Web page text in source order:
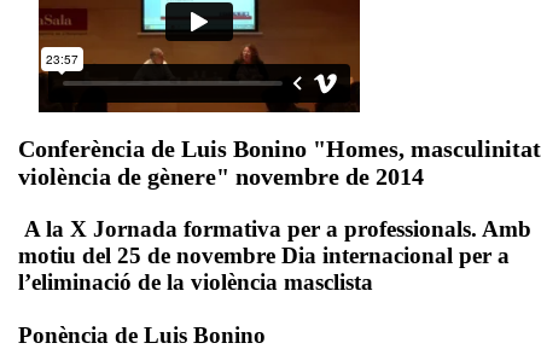
Conferència de Luis Bonino "Homes,
violència de gènere" novembre de 2014
A la X Jornada formativa per a professionals. Amb
motiu del 25 de novembre Dia internacional per a
l’eliminació de la violència masclista
Ponència de Luis Bonino